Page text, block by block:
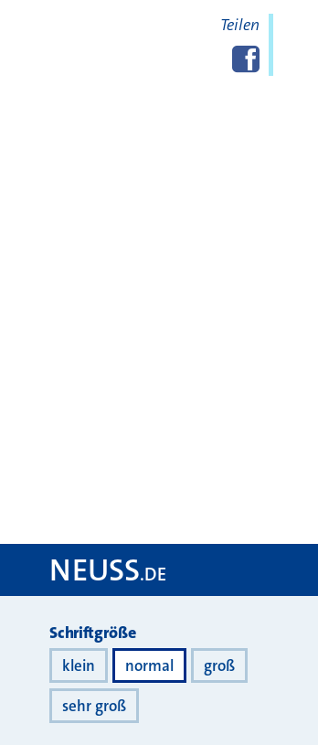
Teilen
teilen
NEUSS.DE
Darstellung
Schriftgröße
klein normal
groß
sehr groß